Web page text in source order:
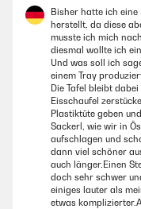
Bisher hatte ich
herstellt, da diese
musste ich mich
diesmal wollte ich
Und was soll ich
einem Tray
Die Tafel bleibt
Eisschaufel
Plastiktüte geben
Sackerl, wie wir in
aufschlagen und
dann viel schöner
auch länger.Einen
doch sehr schwer
einiges lauter als
etwas